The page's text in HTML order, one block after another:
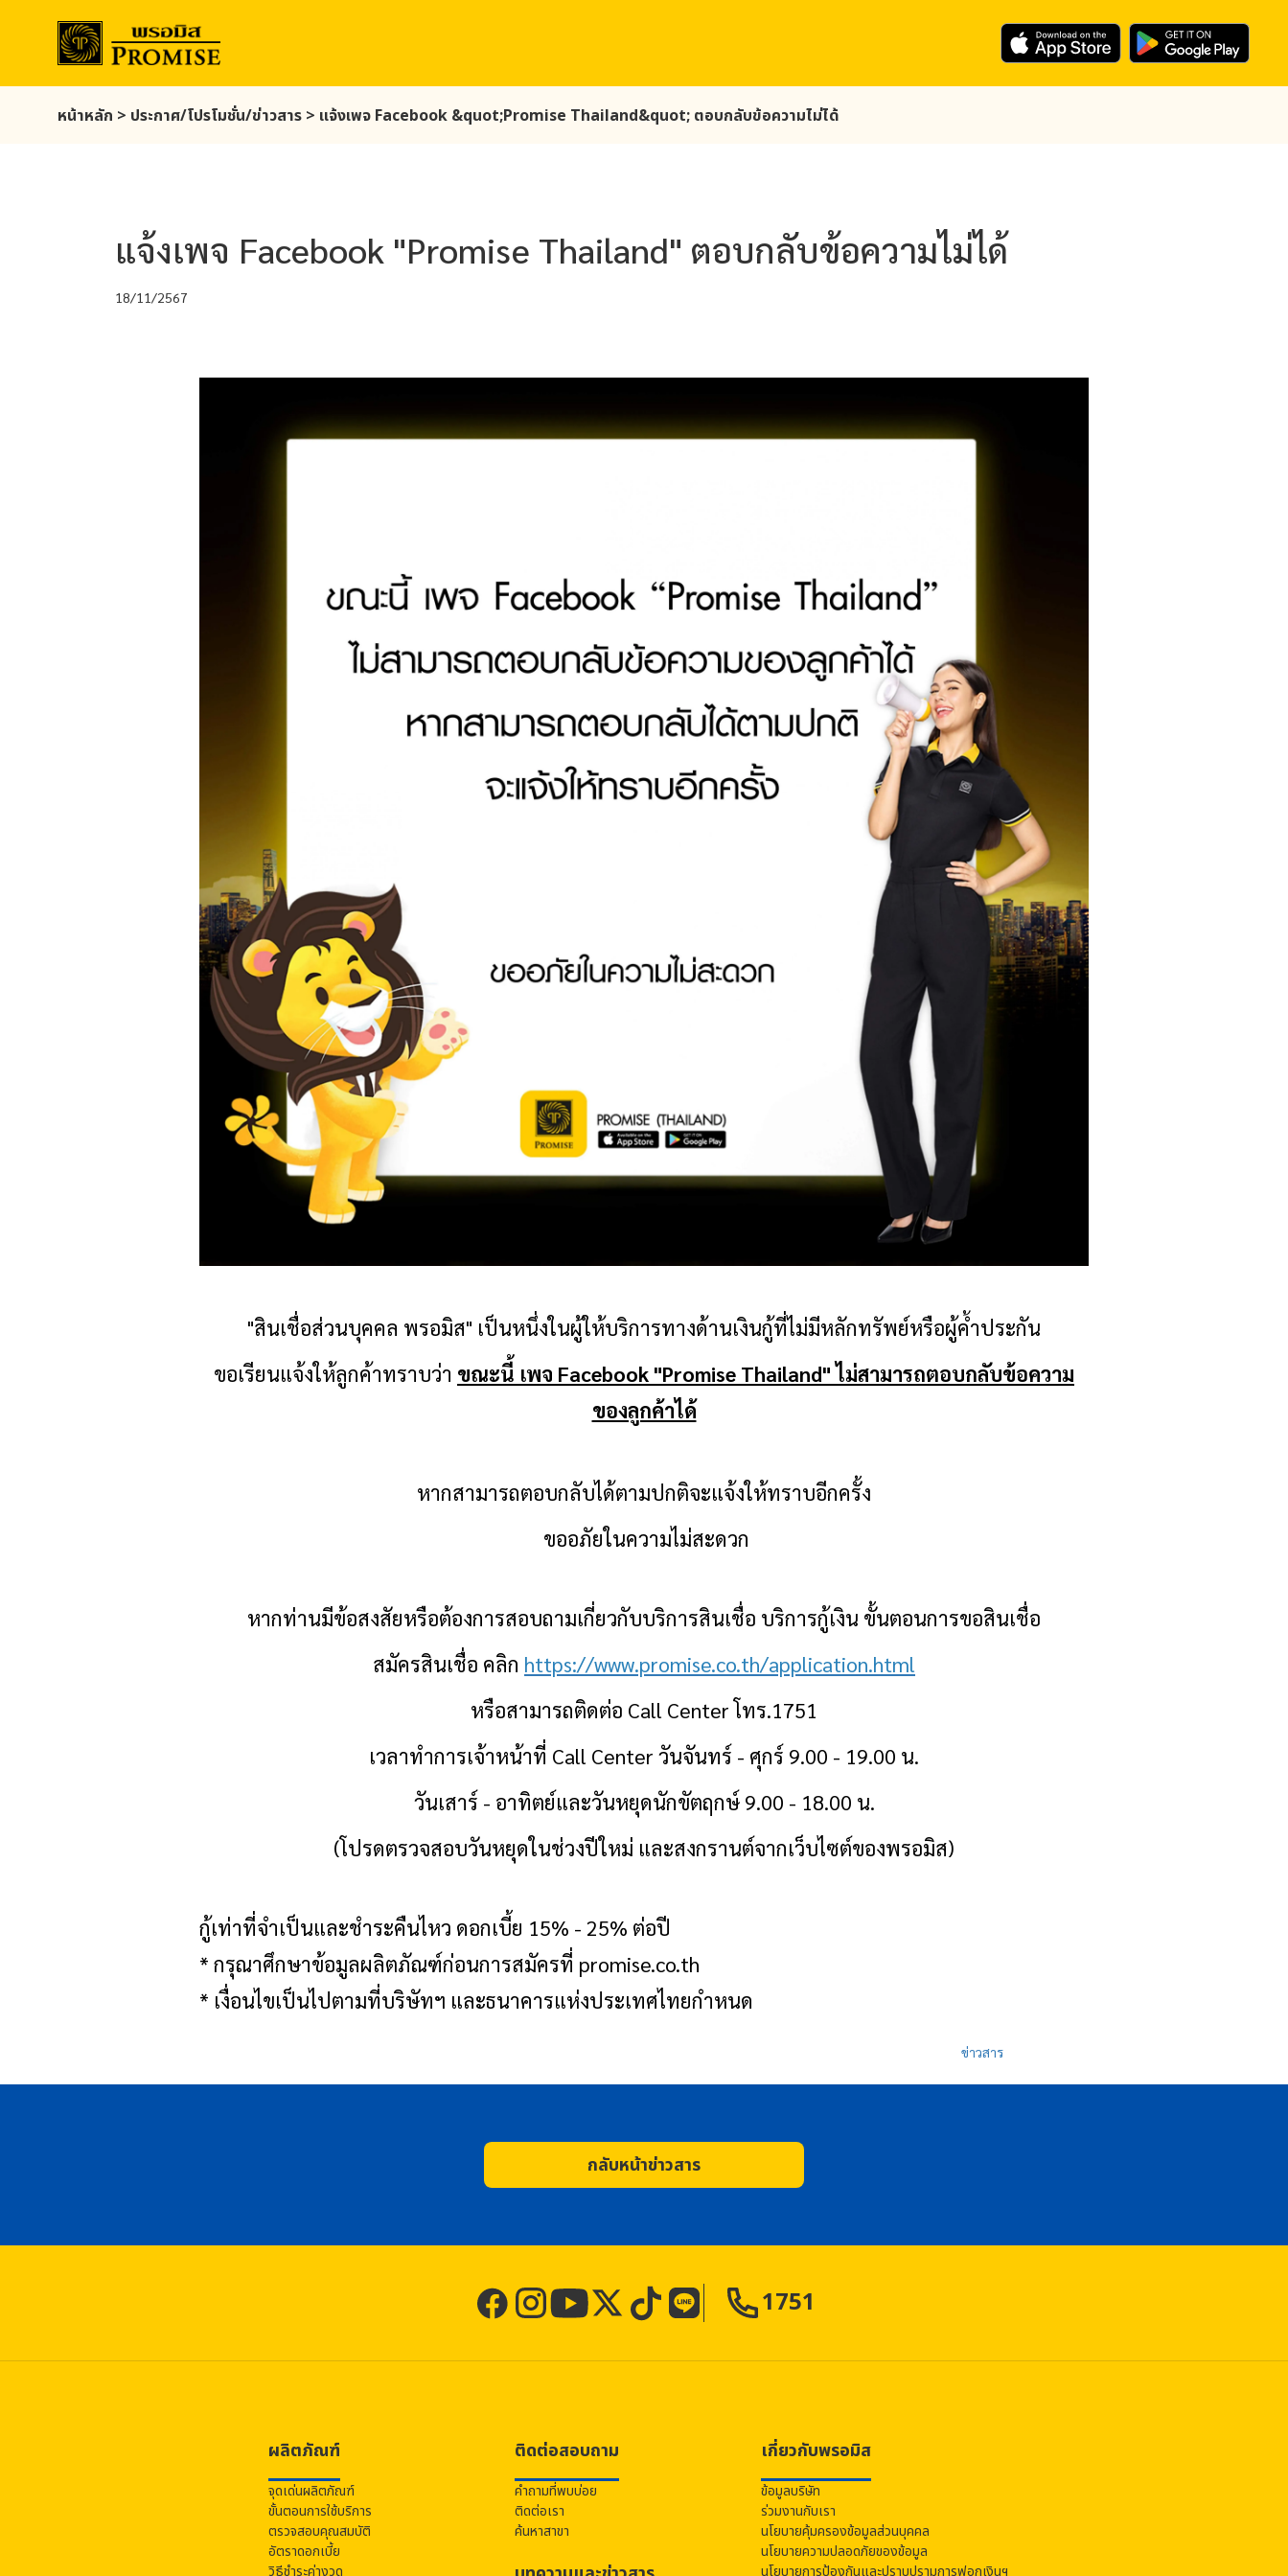
หน้าหลัก > ประกาศ/โปรโมชั่น/ข่าวสาร > แจ้งเพจ Facebook &quot;Promise Thailand&quot; ตอบกลับข้อความไม่ได้
แจ้งเพจ Facebook "Promise Thailand" ตอบกลับข้อความไม่ได้
18/11/2567
"สินเชื่อส่วนบุคคล พรอมิส" เป็นหนึ่งในผู้ให้บริการทางด้านเงินกู้ที่ไม่มีหลักทรัพย์หรือผู้ค้ำประกัน
ขอเรียนแจ้งให้ลูกค้าทราบว่า ขณะนี้ เพจ Facebook "Promise Thailand" ไม่สามารถตอบกลับข้อความ
ของลูกค้าได้
หากสามารถตอบกลับได้ตามปกติจะแจ้งให้ทราบอีกครั้ง
ขออภัยในความไม่สะดวก
หากท่านมีข้อสงสัยหรือต้องการสอบถามเกี่ยวกับบริการสินเชื่อ บริการกู้เงิน ขั้นตอนการขอสินเชื่อ
สมัครสินเชื่อ คลิก https://www.promise.co.th/application.html
หรือสามารถติดต่อ Call Center โทร.1751
เวลาทำการเจ้าหน้าที่ Call Center วันจันทร์ - ศุกร์ 9.00 - 19.00 น.
วันเสาร์ - อาทิตย์และวันหยุดนักขัตฤกษ์ 9.00 - 18.00 น.
(โปรดตรวจสอบวันหยุดในช่วงปีใหม่ และสงกรานต์จากเว็บไซต์ของพรอมิส)
กู้เท่าที่จำเป็นและชำระคืนไหว ดอกเบี้ย 15% - 25% ต่อปี
* กรุณาศึกษาข้อมูลผลิตภัณฑ์ก่อนการสมัครที่ promise.co.th
* เงื่อนไขเป็นไปตามที่บริษัทฯ และธนาคารแห่งประเทศไทยกำหนด
ข่าวสาร
กลับหน้าข่าวสาร
1751
ผลิตภัณฑ์
จุดเด่นผลิตภัณฑ์
ขั้นตอนการใช้บริการ
ตรวจสอบคุณสมบัติ
อัตราดอกเบี้ย
ติดต่อสอบถาม
คำถามที่พบบ่อย
ติดต่อเรา
ค้นหาสาขา
เกี่ยวกับพรอมิส
ข้อมูลบริษัท
ร่วมงานกับเรา
นโยบายคุ้มครองข้อมูลส่วนบุคคล
นโยบายความปลอดภัยของข้อมูล